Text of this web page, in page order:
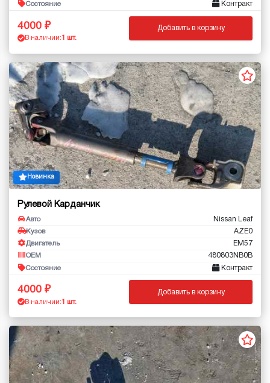
Состояние Контракт
4000
В наличии: 1 шт.
Добавить в корзину
Новинка
Рулевой Карданчик
Авто Nissan Leaf
Кузов AZE0
Двигатель EM57
OEM 480803NB0B
Состояние Контракт
4000
В наличии: 1 шт.
Добавить в корзину